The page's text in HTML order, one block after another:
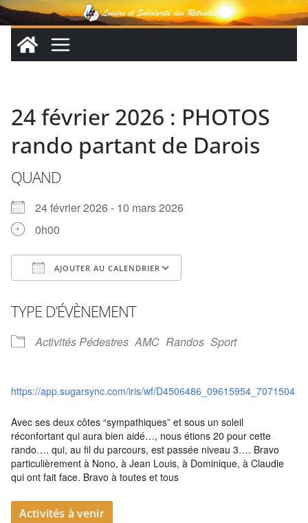
Passer
au
contenu
24 février 2026 : PHOTOS
rando partant de Darois
QUAND
24 février 2026 - 10 mars 2026
0h00
AJOUTER AU CALENDRIER
TYPE D’ÉVÈNEMENT
Activités Pédestres AMC Randos Sport
https://app.sugarsync.com/iris/wf/D4506486_09615954_7071504
Avec ses deux côtes “sympathiques” et sous un soleil
réconfortant qui aura bien aidé…, nous étions 20 pour cette
rando…. qui, au fil du parcours, est passée niveau 3…. Bravo
particulièrement à Nono, à Jean Louis, à Dominique, à Claudie
qui ont fait face. Bravo à toutes et tous
Activités à venir